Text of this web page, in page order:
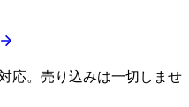
応。売り込みは一切しませ